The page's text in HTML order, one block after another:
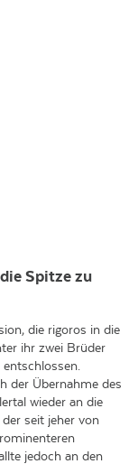
Spitze zu
die rigoros in die
ihr zwei Brüder
der Übernahme des
wieder an die
seit jeher von
jedoch an den